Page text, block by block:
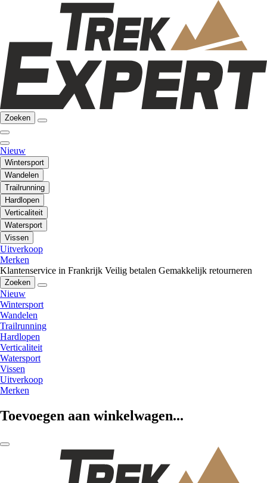
Zoeken
Nieuw
Wintersport
Wandelen
Trailrunning
Hardlopen
Verticaliteit
Watersport
Vissen
Uitverkoop
Merken
Klantenservice in Frankrijk Veilig betalen Gemakkelijk retourneren
Zoeken
Nieuw
Wintersport
Wandelen
Trailrunning
Hardlopen
Verticaliteit
Watersport
Vissen
Uitverkoop
Merken
Toevoegen aan winkelwagen...